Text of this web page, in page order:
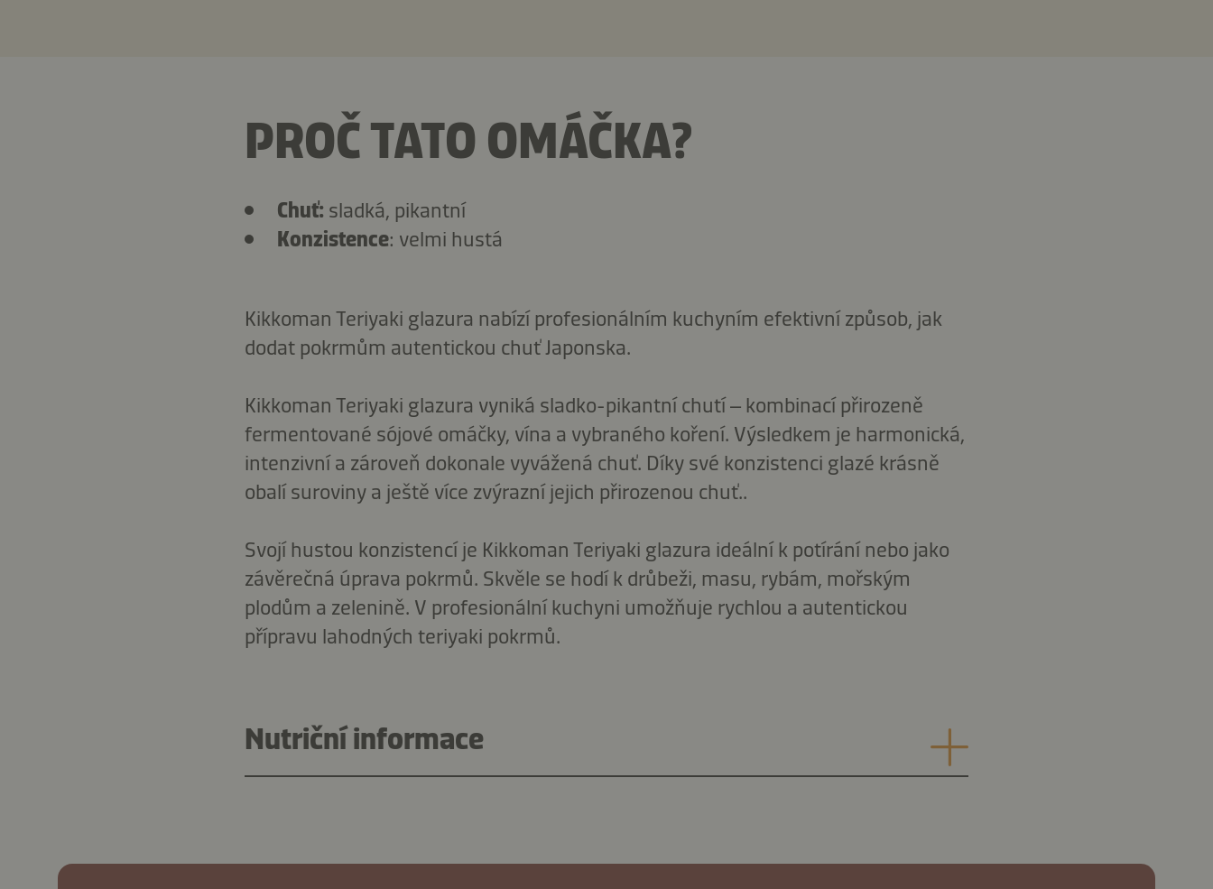
PROČ TATO OMÁČKA?
Chuť: sladká, pikantní
Konzistence: velmi hustá
Kikkoman Teriyaki glazura nabízí profesionálním kuchyním efektivní způsob, jak
dodat pokrmům autentickou chuť Japonska.
Kikkoman Teriyaki glazura vyniká sladko-pikantní chutí – kombinací přirozeně
fermentované sójové omáčky, vína a vybraného koření. Výsledkem je harmonická,
intenzivní a zároveň dokonale vyvážená chuť. Díky své konzistenci glazé krásně
obalí suroviny a ještě více zvýrazní jejich přirozenou chuť..
Svojí hustou konzistencí je Kikkoman Teriyaki glazura ideální k potírání nebo jako
závěrečná úprava pokrmů. Skvěle se hodí k drůbeži, masu, rybám, mořským
plodům a zelenině. V profesionální kuchyni umožňuje rychlou a autentickou
přípravu lahodných teriyaki pokrmů.
Nutriční informace